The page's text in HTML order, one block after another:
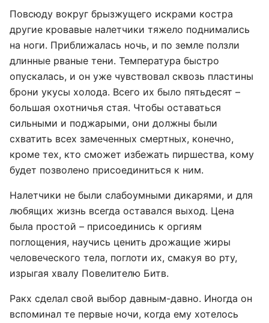
Повсюду вокруг брызжущего искрами костра
другие кровавые налетчики тяжело поднимались
на ноги. Приближалась ночь, и по земле ползли
длинные рваные тени. Температура быстро
опускалась, и он уже чувствовал сквозь пластины
брони укусы холода. Всего их было пятьдесят –
большая охотничья стая. Чтобы оставаться
сильными и поджарыми, они должны были
схватить всех замеченных смертных, конечно,
кроме тех, кто сможет избежать пиршества, кому
будет позволено присоединиться к ним.
Налетчики не были слабоумными дикарями, и для
любящих жизнь всегда оставался выход. Цена
была простой – присоединись к оргиям
поглощения, научись ценить дрожащие жиры
человеческого тела, поглоти их, смакуя во рту,
изрыгая хвалу Повелителю Битв.
Ракх сделал свой выбор давным-давно. Иногда он
вспоминал те первые ночи, когда ему хотелось